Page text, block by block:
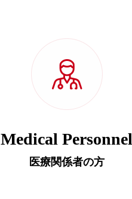
Medical Personnel
医療関係者の方